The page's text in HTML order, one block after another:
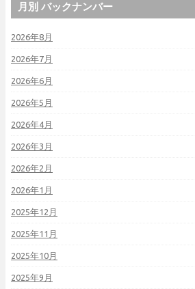
月別 バックナンバー
2026年8月
2026年7月
2026年6月
2026年5月
2026年4月
2026年3月
2026年2月
2026年1月
2025年12月
2025年11月
2025年10月
2025年9月